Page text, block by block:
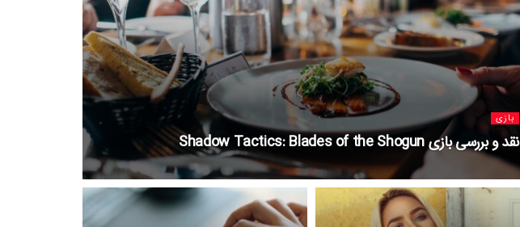
بازی
نقد و بررسی بازی Shadow Tactics: Blades of the Shogun